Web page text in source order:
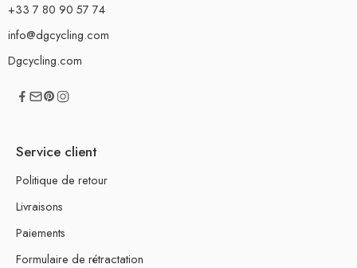
+33 7 80 90 57 74
info@dgcycling.com
Dgcycling.com
Service client
Politique de retour
Livraisons
Paiements
Formulaire de rétractation